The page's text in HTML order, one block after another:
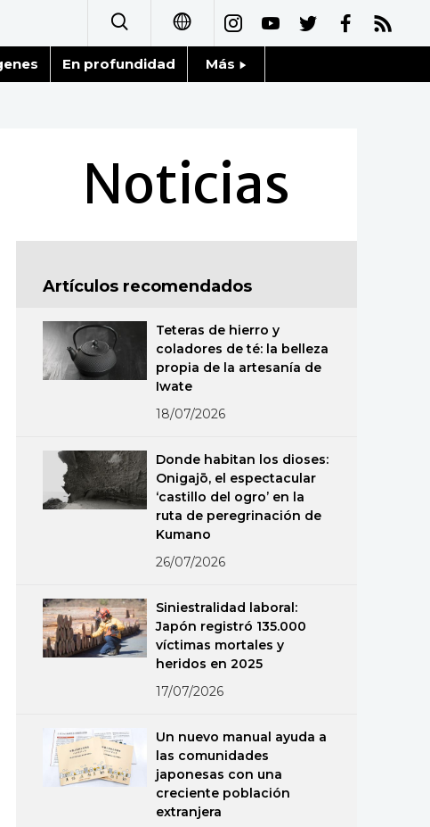
日本語
简体字
繁體字
العربية
Русский
En profundidad Más
Fragmentos de Japón
Gente
Blog
Tokio
Avisos
Noticias
Artículos recomendados
Teteras de hierro y
coladores de té: la belleza
propia de la artesanía de
Iwate
18/07/2026
Donde habitan los dioses:
Onigajō, el espectacular
‘castillo del ogro’ en la
ruta de peregrinación de
Kumano
26/07/2026
Siniestralidad laboral:
Japón registró 135.000
víctimas mortales y
heridos en 2025
17/07/2026
Un nuevo manual ayuda a
las comunidades
japonesas con una
creciente población
extranjera